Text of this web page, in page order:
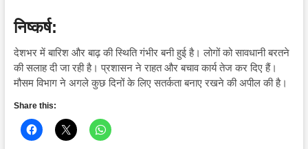
निष्कर्ष:
देशभर में बारिश और बाढ़ की स्थिति गंभीर बनी हुई है। लोगों को सावधानी बरतने
की सलाह दी जा रही है। प्रशासन ने राहत और बचाव कार्य तेज कर दिए हैं।
मौसम विभाग ने अगले कुछ दिनों के लिए सतर्कता बनाए रखने की अपील की है।
Share this: